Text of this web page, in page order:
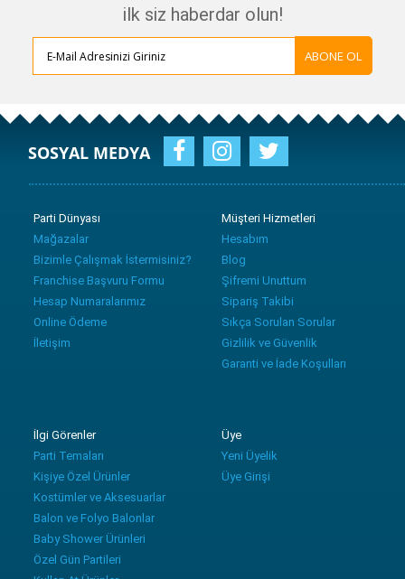
ilk siz haberdar olun!
ABONE OL
SOSYAL MEDYA
Parti Dünyası
Mağazalar
Bizimle Çalışmak İstermisiniz?
Franchise Başvuru Formu
Hesap Numaralarımız
Online Ödeme
İletişim
Müşteri Hizmetleri
Hesabım
Blog
Şifremi Unuttum
Sipariş Takibi
Sıkça Sorulan Sorular
Gizlilik ve Güvenlik
Garanti ve İade Koşulları
İlgi Görenler
Parti Temaları
Kişiye Özel Ürünler
Kostümler ve Aksesuarlar
Balon ve Folyo Balonlar
Baby Shower Ürünleri
Özel Gün Partileri
Üye
Yeni Üyelik
Üye Girişi